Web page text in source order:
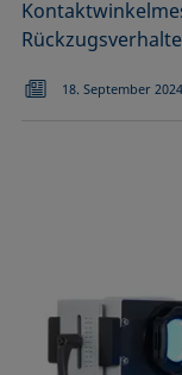
18. September 2024